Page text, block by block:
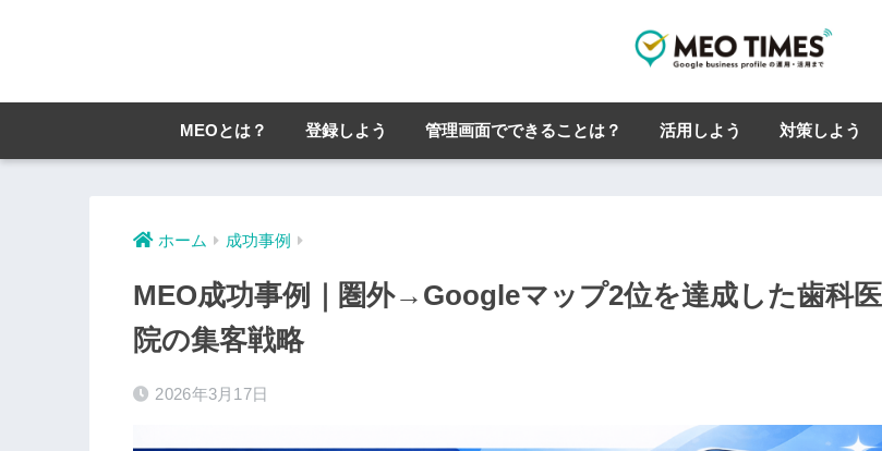
MEOとは？ 登録しよう 管理画面でできることは？ 活用しよう 対策しよう
ホーム 成功事例
MEO成功事例｜圏外→Googleマップ2位を達成した歯科医
院の集客戦略
2026年3月17日